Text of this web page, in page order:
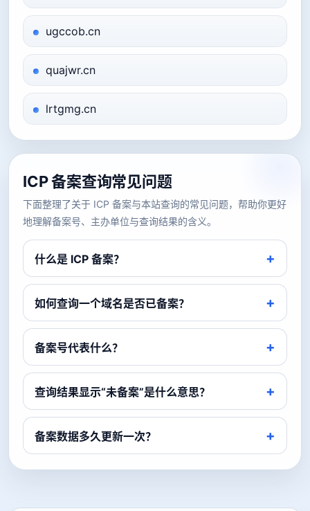
ugccob.cn
quajwr.cn
lrtgmg.cn
ICP 备案查询常见问题
下面整理了关于 ICP 备案与本站查询的常见问题，帮助你更好
地理解备案号、主办单位与查询结果的含义。
什么是 ICP 备案？
如何查询一个域名是否已备案？
备案号代表什么？
查询结果显示“未备案”是什么意思？
备案数据多久更新一次？